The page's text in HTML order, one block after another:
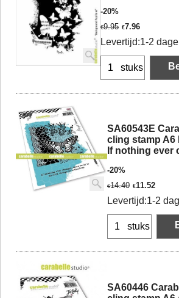
-20%
€9.95 €7.96
Levertijd:1-2
stuks
SA60543E
cling stamp
If nothing ever
-20%
€14.40 €11.52
Levertijd:1-2
stuks
SA60446